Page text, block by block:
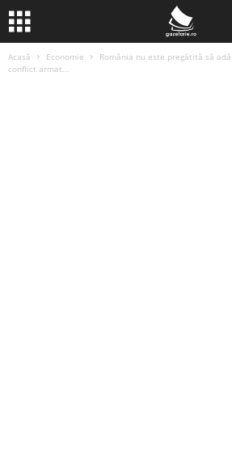
Acasă Economie
România nu este pregătită să
conflict armat...